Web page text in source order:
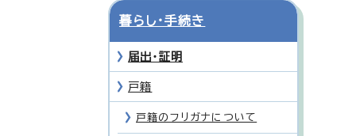
暮らし・手続き
届出・証明
戸籍
戸籍のフリガナについて